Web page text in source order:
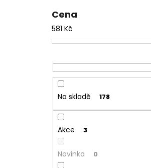
Cena
581 Kč
Na skladě 178
Akce 3
Novinka 0